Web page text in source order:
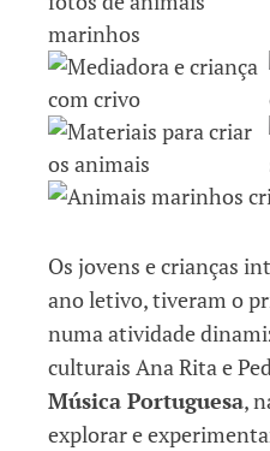
Os jovens e crianças
ano letivo, tiveram o
numa atividade
culturais Ana Rita e
Música Portuguesa,
explorar e